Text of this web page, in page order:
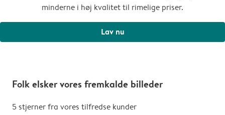
minderne i høj kvalitet til rimelige priser.
Lav nu
Folk elsker vores fremkalde billeder
5 stjerner fra vores tilfredse kunder